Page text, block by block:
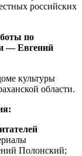
российских
по
—Евгений
культуры
области.
Полонский;